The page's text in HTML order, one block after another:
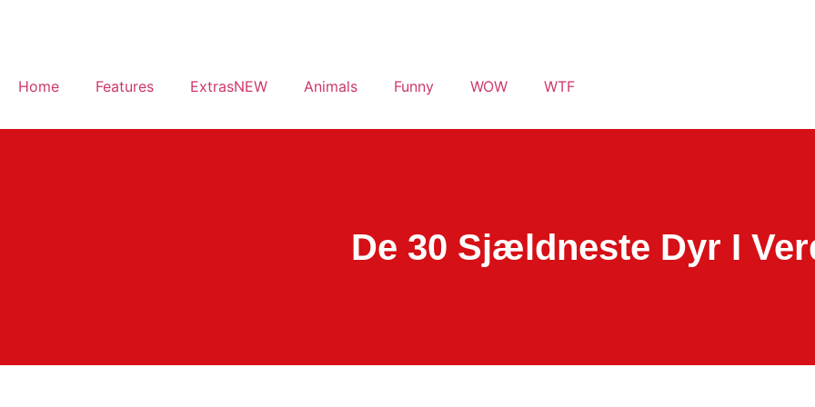
Home Features ExtrasNEW Animals Funny WOW WTF
De 30 Sjældneste Dyr I